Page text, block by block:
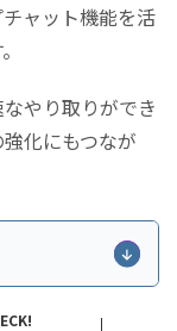
おく
び方
ャット機能を活
やり取りができ
化にもつなが